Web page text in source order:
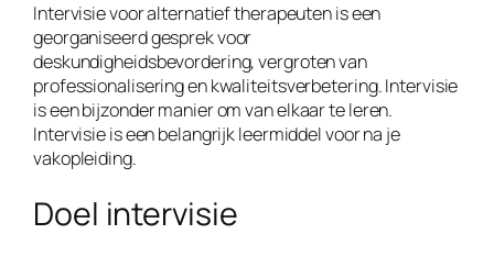
Intervisie voor alternatief therapeuten is een
georganiseerd gesprek voor
deskundigheidsbevordering, vergroten van
professionalisering en kwaliteitsverbetering. Intervisie
is een bijzonder manier om van elkaar te leren.
Intervisie is een belangrijk leermiddel voor na je
vakopleiding.
Doel intervisie